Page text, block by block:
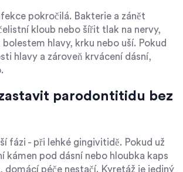
pokročilá. Bakterie a zánět
kloub nebo šířit tlak na nervy,
hlavy, krku nebo uší. Pokud
hlavy a zároveň krvácení dásní,
parodontitidu bez
fázi - při lehké gingivitidě. Pokud už
kámen pod dásní nebo hloubka kaps
domácí péče nestačí. Kyretáž je jediný